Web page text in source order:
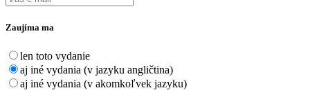
Zaujíma ma
len toto vydanie
aj iné vydania (v jazyku angličtina)
aj iné vydania (v akomkoľvek jazyku)